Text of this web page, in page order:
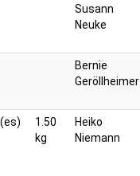
Susann
Neuke
Bernie
Geröllheimer
1.50
kg
Heiko
Niemann